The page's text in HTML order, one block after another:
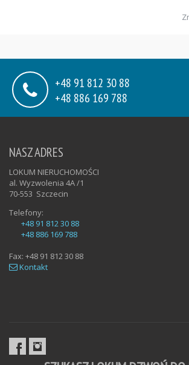
+48 91 812 30 88
+48 886 169 788
NASZ ADRES
LOKUM NIERUCHOMOŚCI
al. Wyzwolenia 4A /1
70-553 Szczecin
Telefony:
+48 91 812 30 88
+48 886 169 788
Fax: +48 91 812 30 88
Kontakt